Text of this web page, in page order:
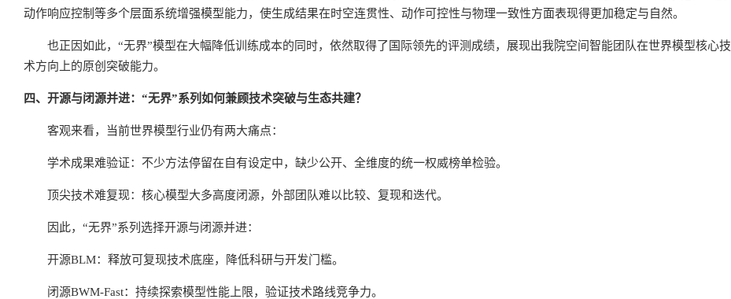
动作响应控制等多个层面系统增强模型能力，使生成结果在时空连贯性、动作可控性与物理一致性方面表现得更加稳定与自然。
也正因如此，“无界”模型在大幅降低训练成本的同时，依然取得了国际领先的评测成绩，展现出我院空间智能团队在世界模型核心技
术方向上的原创突破能力。
四、开源与闭源并进：“无界”系列如何兼顾技术突破与生态共建？
客观来看，当前世界模型行业仍有两大痛点：
学术成果难验证：不少方法停留在自有设定中，缺少公开、全维度的统一权威榜单检验。
顶尖技术难复现：核心模型大多高度闭源，外部团队难以比较、复现和迭代。
因此，“无界”系列选择开源与闭源并进：
开源BLM：释放可复现技术底座，降低科研与开发门槛。
闭源BWM-Fast：持续探索模型性能上限，验证技术路线竞争力。